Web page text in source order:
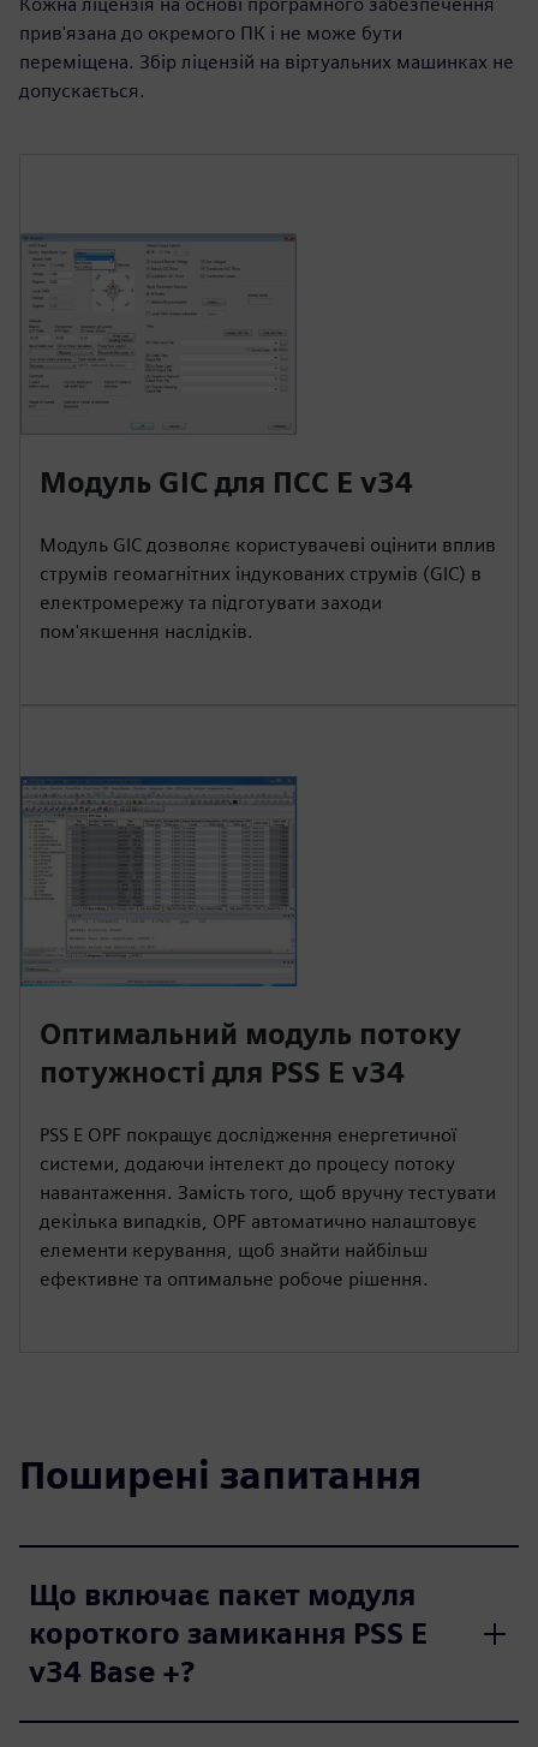
прив'язана до окремого ПК і не може бути
переміщена. Збір ліцензій на віртуальних машинках не
допускається.
Модуль GIC для ПСС Е v34
Модуль GIC дозволяє користувачеві оцінити вплив
струмів геомагнітних індукованих струмів (GIC) в
електромережу та підготувати заходи
пом'якшення наслідків.
Оптимальний модуль потоку
потужності для PSS E v34
PSS E OPF покращує дослідження енергетичної
системи, додаючи інтелект до процесу потоку
навантаження. Замість того, щоб вручну тестувати
декілька випадків, OPF автоматично налаштовує
елементи керування, щоб знайти найбільш
ефективне та оптимальне робоче рішення.
Поширені запитання
Що включає пакет модуля
короткого замикання PSS E
v34 Base +?